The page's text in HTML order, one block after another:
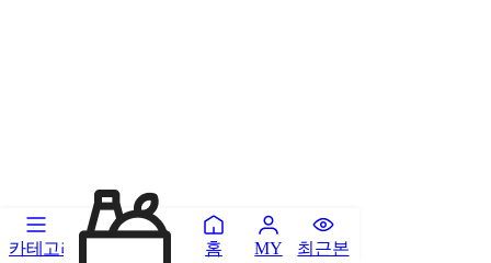
카테고리 홈 MY 최근본